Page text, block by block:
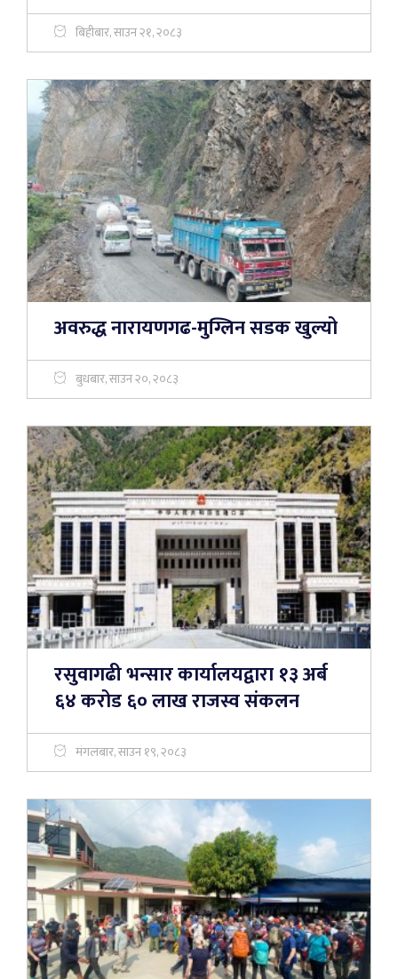
बिहीबार, साउन २१, २०८३
अवरुद्ध नारायणगढ-मुग्लिन सडक खुल्यो
बुधबार, साउन २०, २०८३
रसुवागढी भन्सार कार्यालयद्वारा १३ अर्ब
६४ करोड ६० लाख राजस्व संकलन
मंगलबार, साउन १९, २०८३